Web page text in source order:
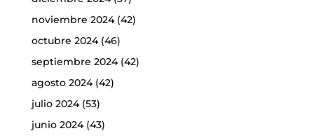
noviembre 2024(42)
octubre 2024(46)
septiembre 2024(42)
agosto 2024(42)
julio 2024(53)
junio 2024(43)